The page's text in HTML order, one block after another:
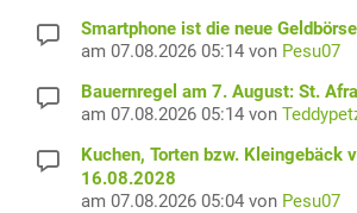
Smartphone ist die neue Geldbörse
am 07.08.2026 05:14 von Pesu07
Bauernregel am 7. August: St.
am 07.08.2026 05:14 von
Kuchen, Torten bzw. Kleingebäck
16.08.2028
am 07.08.2026 05:04 von Pesu07